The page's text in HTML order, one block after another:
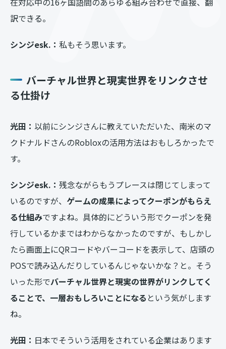
訳できる。
シンジesk.： 私もそう思います。
バーチャル世界と現実世界をリンクさせ
る仕掛け
光田： 以前にシンジさんに教えていただいた、南米のマ
クドナルドさんのRobloxの活用方法はおもしろかったで
す。
シンジesk.： 残念ながらもうプレースは閉じてしまって
いるのですが、 ゲームの成果によってクーポンがもらえ
る仕組みですよね。具体的にどういう形でクーポンを発
行しているかまではわからなかったのですが、もしかし
たら画面上にQRコードやバーコードを表示して、店頭の
POSで読み込んだりしているんじゃないかな？と。そう
いった形でバーチャル世界と現実の世界がリンクしてく
ることで、一層おもしろいことになる という気がします
ね。
光田： 日本でそういう活用をされている企業はあります